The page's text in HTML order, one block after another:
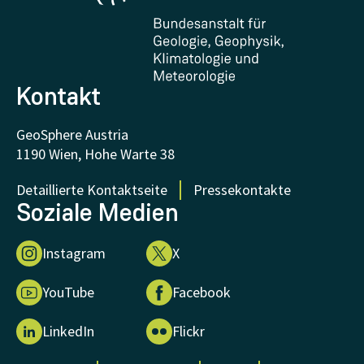
Zertifikate und Auszeichnungen
FAQ - Häufig gestellte Fragen
Forschung unterstützen
Kontakt
GeoSphere Austria
1190 Wien, Hohe Warte 38
Detaillierte Kontaktseite
Pressekontakte
Soziale Medien
Instagram X
YouTube Facebook
LinkedIn Flickr